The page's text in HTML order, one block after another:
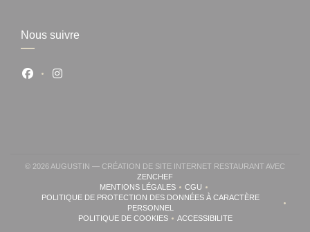
Nous suivre
Facebook ((ouvre une nouvelle fenêtre))
Instagram ((ouvre une nouvelle fenêtre))
© 2026 AUGUSTIN — CRÉATION DE SITE INTERNET RESTAURANT AVEC
ZENCHEF((OUVRE UNE NOUVELLE FENÊTRE))
MENTIONS LÉGALES((OUVRE UNE NOUVELLE FENÊTRE))
CGU((OUVRE UNE NOUVELLE
POLITIQUE DE PROTECTION DES DONNÉES À CARACTÈRE
PERSONNEL((OUVRE UNE NOUVELLE FENÊTRE))
POLITIQUE DE COOKIES((OUVRE UNE NOUVELLE FENÊTRE))
ACCESSIBILITE((OUVRE UNE NOUVELLE